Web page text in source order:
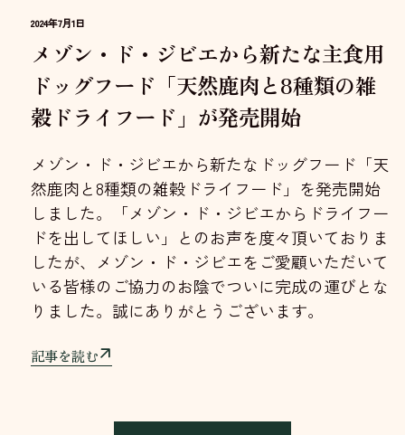
2024年7月1日
メゾン・ド・ジビエから新たな主食用
ドッグフード「天然鹿肉と8種類の雑
穀ドライフード」が発売開始
メゾン・ド・ジビエから新たなドッグフード「天
然鹿肉と8種類の雑穀ドライフード」を発売開始
しました。「メゾン・ド・ジビエからドライフー
ドを出してほしい」とのお声を度々頂いておりま
したが、メゾン・ド・ジビエをご愛顧いただいて
いる皆様のご協力のお陰でついに完成の運びとな
りました。誠にありがとうございます。
記事を読む